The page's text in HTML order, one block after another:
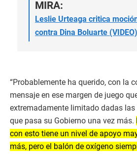
MIRA:
Leslie Urteaga critica
contra Dina Boluarte (VIDEO)
“Probablemente ha querido, con la
mensaje en ese margen de juego
extremadamente limitado dadas
que pasa su Gobierno una vez más.
con esto tiene un nivel de apoyo
más, pero el balón de oxígeno